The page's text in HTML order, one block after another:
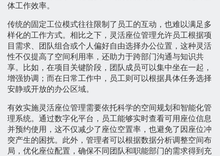
体工作效率。
传统的固定工位模式往往限制了员工的互动，也难以满足多
样化的工作方式。相比之下，灵活座位管理允许员工根据项
目需求、团队组合或个人偏好自由选择办公位置，这种灵活
性不仅提高了空间利用率，还助力于跨部门沟通与知识共
享。比如，在项目关键阶段，团队成员可以集中坐在一起，
增强协调；而在日常工作中，员工则可以根据具体任务选择
安静或开放的办公区域。
有效实施灵活座位管理需要依托科学的空间规划和智能化管
理系统。通过数字化平台，员工能够实时查看可用座位信息
并预约使用，这不仅减少了座位空置率，也避免了因座位冲
突产生的困扰。此外，管理者可以根据数据分析调整空间布
局，优化座位配置，确保不同团队和职能部门的需求得到充